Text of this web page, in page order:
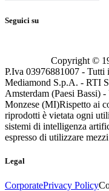
Seguici su
Copyright ©
P.Iva 03976881007 -
Mediamond S.p.A. - RTI
Amsterdam (Paesi Bassi)
Monzese (MI)Rispetto ai
riprodotti è vietata ogni
sistemi di intelligenza
espresso di utilizzare
Legal
CorporatePrivacy Policy